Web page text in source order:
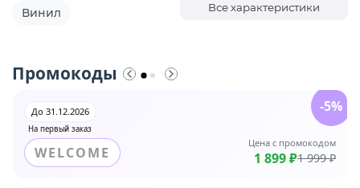
Винил Все характеристики
Промокоды
На первый заказ
До 31.12.2026
WELCOME
Цена с промокодом
1 899 ₽1 999 ₽
-5%